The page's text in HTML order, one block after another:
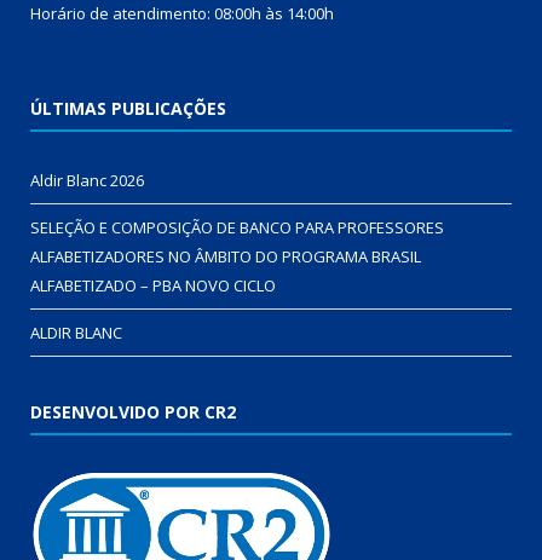
Horário de atendimento: 08:00h às 14:00h
ÚLTIMAS PUBLICAÇÕES
Aldir Blanc 2026
SELEÇÃO E COMPOSIÇÃO DE BANCO PARA PROFESSORES
ALFABETIZADORES NO ÂMBITO DO PROGRAMA BRASIL
ALFABETIZADO – PBA NOVO CICLO
ALDIR BLANC
DESENVOLVIDO POR CR2